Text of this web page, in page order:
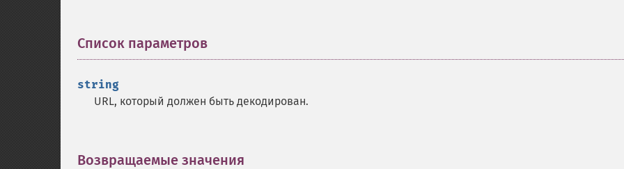
Список параметров
string
URL, который должен быть декодирован.
Возвращаемые значения